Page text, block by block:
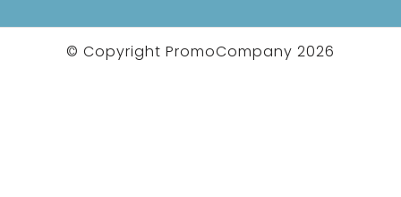
© Copyright PromoCompany 2026